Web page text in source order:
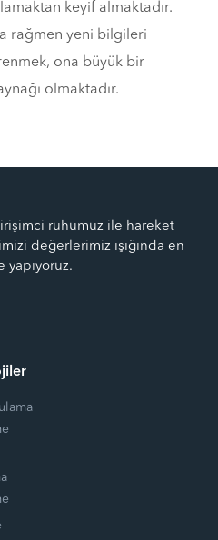
keyif almaktadır.
rağmen yeni bilgileri
ona büyük bir
olmaktadır.
ruhumuz ile hareket
değerlerimiz ışığında en
yapıyoruz.